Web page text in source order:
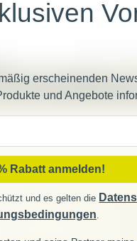
erscheinenden
und Angebote
Adresse
Rabatt anmelden!
und es gelten die
.